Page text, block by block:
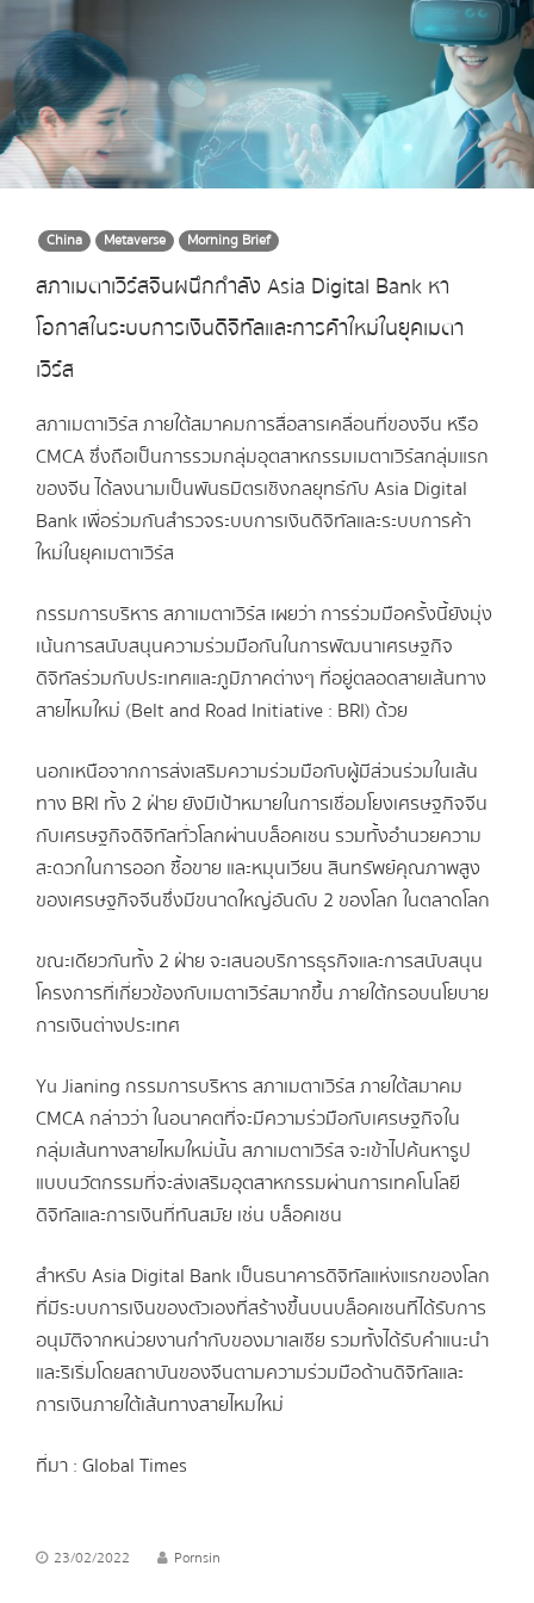
China Metaverse Morning Brief
สภาเมตาเวิร์สจีนผนึกกำลัง Asia Digital Bank หา
โอกาสในระบบการเงินดิจิทัลและการค้าใหม่ในยุคเมตา
เวิร์ส
สภาเมตาเวิร์ส ภายใต้สมาคมการสื่อสารเคลื่อนที่ของจีน หรือ
CMCA ซึ่งถือเป็นการรวมกลุ่มอุตสาหกรรมเมตาเวิร์สกลุ่มแรก
ของจีน ได้ลงนามเป็นพันธมิตรเชิงกลยุทธ์กับ Asia Digital
Bank เพื่อร่วมกันสำรวจระบบการเงินดิจิทัลและระบบการค้า
ใหม่ในยุคเมตาเวิร์ส
กรรมการบริหาร สภาเมตาเวิร์ส เผยว่า การร่วมมือครั้งนี้ยังมุ่ง
เน้นการสนับสนุนความร่วมมือกันในการพัฒนาเศรษฐกิจ
ดิจิทัลร่วมกับประเทศและภูมิภาคต่างๆ ที่อยู่ตลอดสายเส้นทาง
สายไหมใหม่ (Belt and Road Initiative : BRI) ด้วย
นอกเหนือจากการส่งเสริมความร่วมมือกับผู้มีส่วนร่วมในเส้น
ทาง BRI ทั้ง 2 ฝ่าย ยังมีเป้าหมายในการเชื่อมโยงเศรษฐกิจจีน
กับเศรษฐกิจดิจิทัลทั่วโลกผ่านบล็อคเชน รวมทั้งอำนวยความ
สะดวกในการออก ซื้อขาย และหมุนเวียน สินทรัพย์คุณภาพสูง
ของเศรษฐกิจจีนซึ่งมีขนาดใหญ่อันดับ 2 ของโลก ในตลาดโลก
ขณะเดียวกันทั้ง 2 ฝ่าย จะเสนอบริการธุรกิจและการสนับสนุน
โครงการที่เกี่ยวข้องกับเมตาเวิร์สมากขึ้น ภายใต้กรอบนโยบาย
การเงินต่างประเทศ
Yu Jianing กรรมการบริหาร สภาเมตาเวิร์ส ภายใต้สมาคม
CMCA กล่าวว่า ในอนาคตที่จะมีความร่วมือกับเศรษฐกิจใน
กลุ่มเส้นทางสายไหมใหม่นั้น สภาเมตาเวิร์ส จะเข้าไปค้นหารูป
แบบนวัตกรรมที่จะส่งเสริมอุตสาหกรรมผ่านการเทคโนโลยี
ดิจิทัลและการเงินที่ทันสมัย เช่น บล็อคเชน
สำหรับ Asia Digital Bank เป็นธนาคารดิจิทัลแห่งแรกของโลก
ที่มีระบบการเงินของตัวเองที่สร้างขึ้นบนบล็อคเชนที่ได้รับการ
อนุมัติจากหน่วยงานกำกับของมาเลเซีย รวมทั้งได้รับคำแนะนำ
และริเริ่มโดยสถาบันของจีนตามความร่วมมือด้านดิจิทัลและ
การเงินภายใต้เส้นทางสายไหมใหม่
ที่มา : Global Times
23/02/2022 Pornsin